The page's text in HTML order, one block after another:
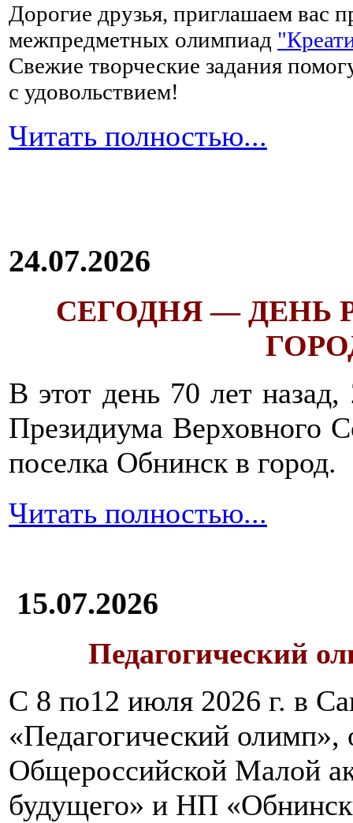
Дорогие друзья, приглашаем вас
межпредметных олимпиад
Свежие творческие задания
с удовольствием!
Читать полностью...
24.07.2026
СЕГОДНЯ — ДЕНЬ
В этот день 70 лет
Президиума Верховного
поселка Обнинск в город.
Читать полностью...
15.07.2026
Педагогический
С 8 по12 июля 2026 г. в
«Педагогический олимп»,
Общероссийской Малой
будущего» и НП